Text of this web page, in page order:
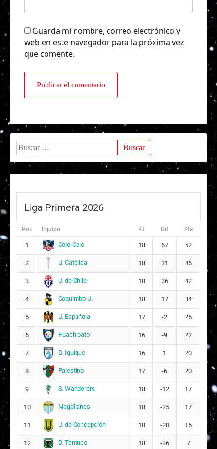
Guarda mi nombre, correo electrónico y
web en este navegador para la próxima vez
que comente.
Buscar:
Liga Primera 2026
Pos Equipo PJ Dif Pts
1 Colo-Colo 18 67 52
2 U. Católica 18 31 45
3 U. de Chile 18 36 42
4 Coquimbo U. 18 17 34
5 U. Española 17 -2 25
6 Huachipato 16 -9 22
7 D. Iquique 16 1 20
8 Palestino 17 -6 20
9 S. Wanderers 18 -12 17
10 Magallanes 18 -25 17
11 U. de Concepción 18 -20 15
12 D. Temuco 18 -36 7